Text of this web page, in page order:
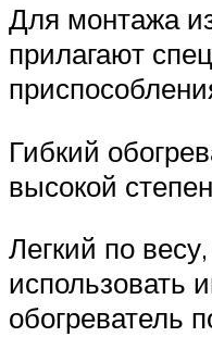
Для монтажа
прилагают
Гибкий
высокой
Легкий по
использовать
обогреватель